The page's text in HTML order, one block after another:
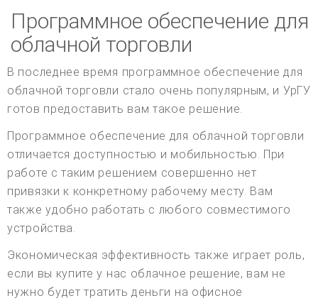
Программное обеспечение для
облачной торговли
В последнее время программное обеспечение для
облачной торговли стало очень популярным, и УрГУ
готов предоставить вам такое решение.
Программное обеспечение для облачной торговли
отличается доступностью и мобильностью. При
работе с таким решением совершенно нет
привязки к конкретному рабочему месту. Вам
также удобно работать с любого совместимого
устройства.
Экономическая эффективность также играет роль,
если вы купите у нас облачное решение, вам не
нужно будет тратить деньги на офисное